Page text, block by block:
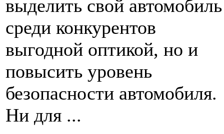
выделить свой автомобиль
среди конкурентов
выгодной оптикой, но и
повысить уровень
безопасности автомобиля.
Ни для ...